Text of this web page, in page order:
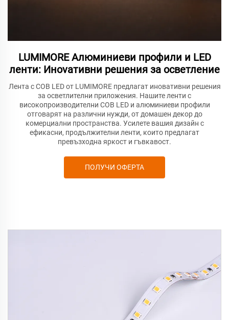
LUMIMORE Алюминиеви профили и LED
ленти: Инovативни решения за осветление
Лента с COB LED от LUMIMORE предлагат иновативни решения
за осветлителни приложения. Нашите ленти с
високопроизводителни COB LED и алюминиеви профили
отговарят на различни нужди, от домашен декор до
комерциални пространства. Усилете вашия дизайн с
ефикасни, продължителни ленти, които предлагат
превъзходна яркост и гъвкавост.
ПОЛУЧИ ОФЕРТА